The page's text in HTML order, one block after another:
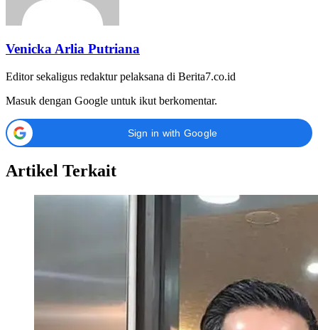
Venicka Arlia Putriana
Editor sekaligus redaktur pelaksana di Berita7.co.id
Masuk dengan Google untuk ikut berkomentar.
Sign in with Google
Artikel Terkait